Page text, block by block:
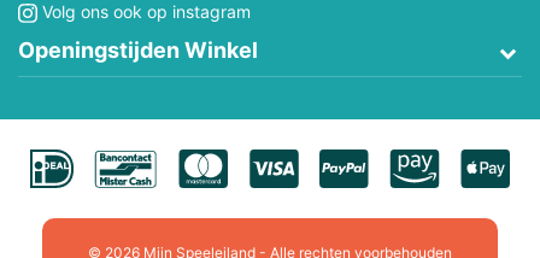
Volg ons ook op instagram
Openingstijden Winkel
© 2026 Mijn Speeleiland - Alle rechten voorbehouden